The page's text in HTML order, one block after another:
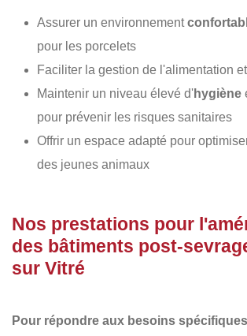
Assurer un environnement
pour les porcelets
Faciliter la gestion de l'alimentation
Maintenir un niveau élevé d'hygiène
pour prévenir les risques sanitaires
Offrir un espace adapté pour
des jeunes animaux
Nos prestations pour
des bâtiments post-
sur Vitré
Pour répondre aux besoins